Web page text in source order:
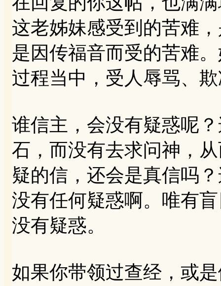
这老姊妹感受到的苦难
是因传福音而受的苦难
过程当中，受人辱骂、
谁信主，会没有疑惑呢
石，而没有去求问神，
疑的信，还会是真信吗
没有任何疑惑啊。唯有
没有疑惑。
如果你带领过查经，或